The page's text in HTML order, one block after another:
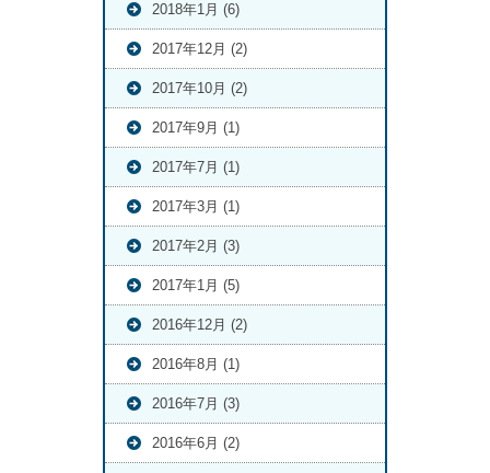
2018年1月 (6)
2017年12月 (2)
2017年10月 (2)
2017年9月 (1)
2017年7月 (1)
2017年3月 (1)
2017年2月 (3)
2017年1月 (5)
2016年12月 (2)
2016年8月 (1)
2016年7月 (3)
2016年6月 (2)